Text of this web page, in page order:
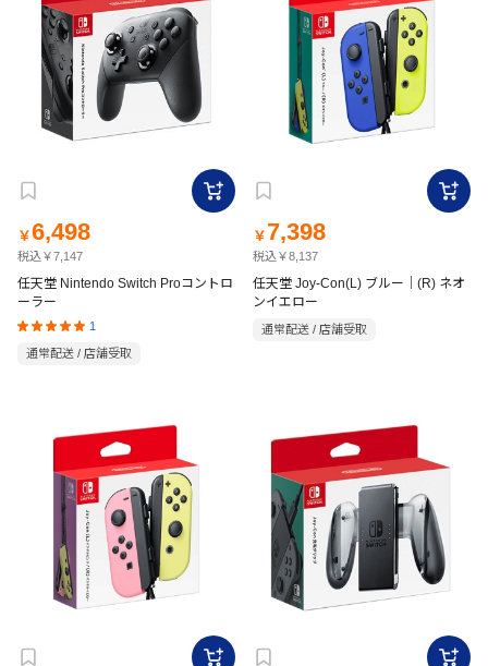
￥6,498
税込￥7,147
任天堂 Nintendo Switch Proコントロ
ーラー
1
通常配送 / 店舗受取
￥ 7,398
税込￥8,137
任天堂 Joy-Con(L) ブルー｜(R) ネオ
ンイエロー
通常配送 / 店舗受取